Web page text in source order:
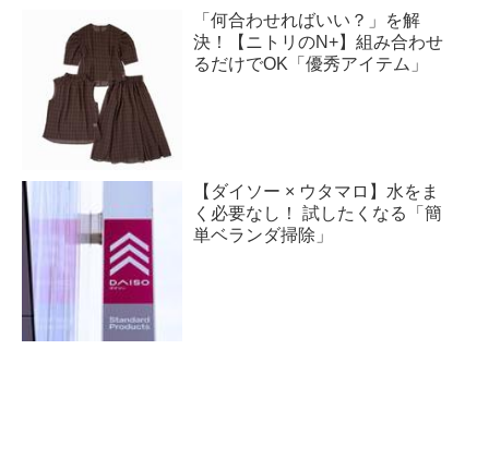
「何合わせればいい？」を解
決！【ニトリのN+】組み合わせ
るだけでOK「優秀アイテム」
【ダイソー × ウタマロ】水をま
く必要なし！ 試したくなる「簡
単ベランダ掃除」